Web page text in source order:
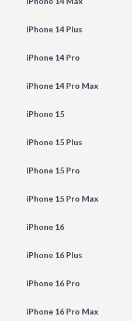
iPhone 14 Plus
iPhone 14 Pro
iPhone 14 Pro Max
iPhone 15
iPhone 15 Plus
iPhone 15 Pro
iPhone 15 Pro Max
iPhone 16
iPhone 16 Plus
iPhone 16 Pro
iPhone 16 Pro Max